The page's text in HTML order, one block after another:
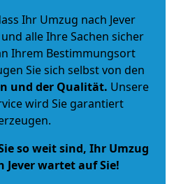
Ihr Umzug nach Jever
alle Ihre Sachen sicher
Ihrem Bestimmungsort
Sie sich selbst von den
und der Qualität. Unsere
wird Sie garantiert
so weit sind, Ihr Umzug
Jever wartet auf Sie!